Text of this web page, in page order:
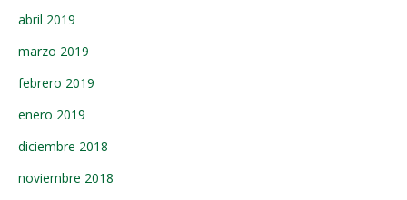
abril 2019
marzo 2019
febrero 2019
enero 2019
diciembre 2018
noviembre 2018